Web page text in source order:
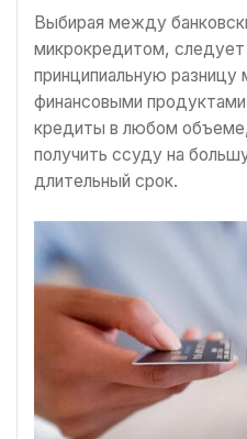
Выбирая между
микрокредитом, следует
принципиальную
финансовыми
кредиты в любом
получить ссуду на
длительный срок.